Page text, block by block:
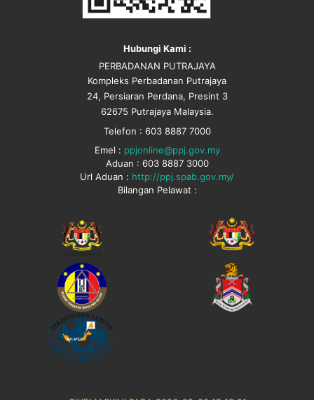
Hubungi Kami :
PERBADANAN PUTRAJAYA
Kompleks Perbadanan Putrajaya
24, Persiaran Perdana, Presint 3
62675 Putrajaya Malaysia.
Telefon : 603 8887 7000
Emel : ppjonline@ppj.gov.my
Aduan : 603 8887 3000
Url Aduan : http://ppj.spab.gov.my/
Bilangan Pelawat :